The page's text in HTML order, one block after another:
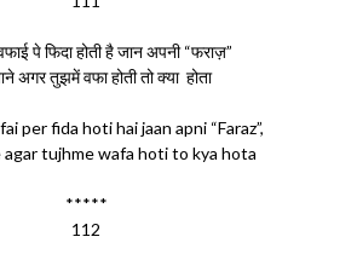
पे फिदा होती है जान अपनी “फराज़”
अगर तुझमें वफा होती तो क्या होता
per fida hoti hai jaan apni “Faraz”,
agar tujhme wafa hoti to kya hota
*****
112